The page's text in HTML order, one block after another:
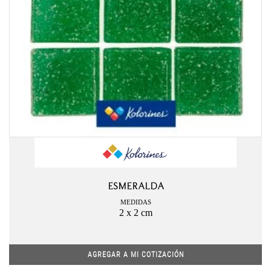
ESMERALDA
MEDIDAS
2 x 2 cm
AGREGAR A MI COTIZACIÓN